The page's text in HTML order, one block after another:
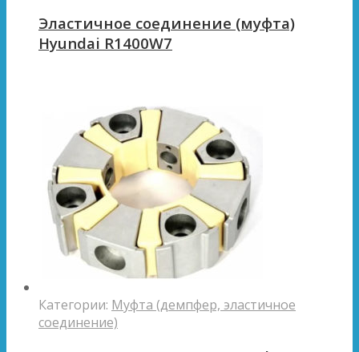
Эластичное соединение (муфта)
Hyundai R1400W7
Категории: Муфта (демпфер, эластичное
соединение)